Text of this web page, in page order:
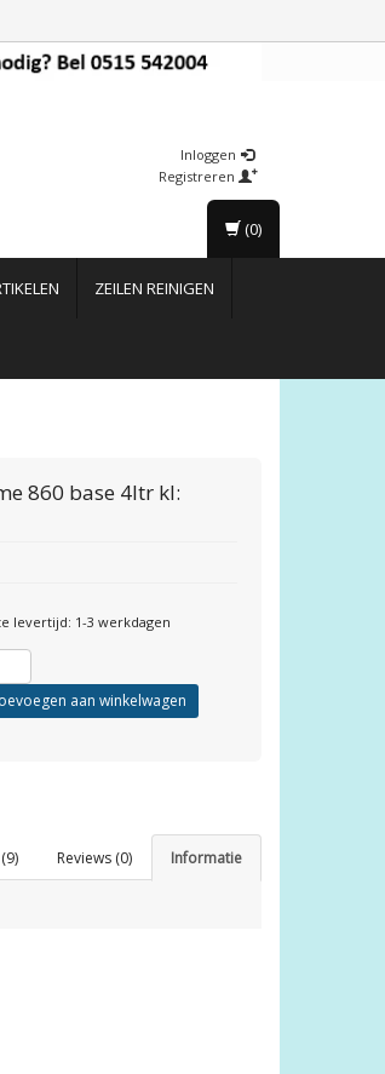
Inloggen
Registreren
ZEILEN REINIGEN
(0)
860 base 4ltr kl:
levertijd: 1-3 werkdagen
aan winkelwagen
Informatie
Reviews (0)